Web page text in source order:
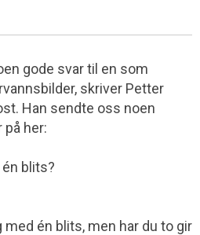
gode svar til en som
skriver Petter
Han sendte oss noen
her:
blits?
med én blits, men har du to gir